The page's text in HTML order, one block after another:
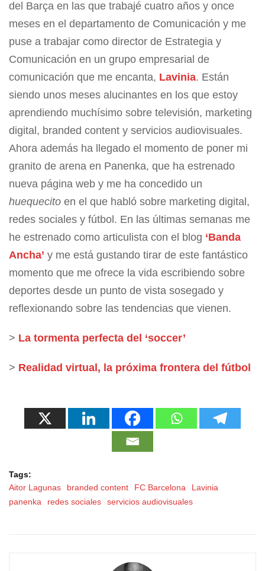
del Barça en las que trabajé cuatro años y once
meses en el departamento de Comunicación y me
puse a trabajar como director de Estrategia y
Comunicación en un grupo empresarial de
comunicación que me encanta, Lavinia. Están
siendo unos meses alucinantes en los que estoy
aprendiendo muchísimo sobre televisión, marketing
digital, branded content y servicios audiovisuales.
Ahora además ha llegado el momento de poner mi
granito de arena en Panenka, que ha estrenado
nueva página web y me ha concedido un
huequecito en el que habló sobre marketing digital,
redes sociales y fútbol. En las últimas semanas me
he estrenado como articulista con el blog ‘Banda
Ancha’ y me está gustando tirar de este fantástico
momento que me ofrece la vida escribiendo sobre
deportes desde un punto de vista sosegado y
reflexionando sobre las tendencias que vienen.
> La tormenta perfecta del ‘soccer’
> Realidad virtual, la próxima frontera del fútbol
Tags:
Aitor Lagunas
branded content FC Barcelona
Lavinia
panenka
redes sociales servicios audiovisuales